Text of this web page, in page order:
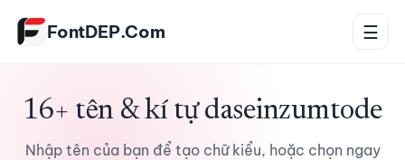
FontDEP.Com ☰
16+ tên & kí tự daseinzumtode
Nhập tên của bạn để tạo chữ kiểu, hoặc chọn ngay